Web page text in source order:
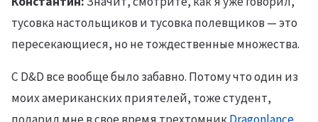
тусовка настольщиков и тусовка полевщиков — это
пересекающиеся, но не тождественные множества.
С D&D все вообще было забавно. Потому что один из
моих американских приятелей, тоже студент,